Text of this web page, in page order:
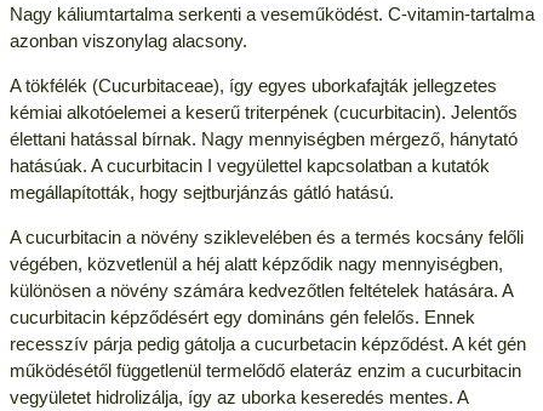
Nagy káliumtartalma serkenti a veseműködést. C-vitamin-tartalma
azonban viszonylag alacsony.
A tökfélék (Cucurbitaceae), így egyes uborkafajták jellegzetes
kémiai alkotóelemei a keserű triterpének (cucurbitacin). Jelentős
élettani hatással bírnak. Nagy mennyiségben mérgező, hánytató
hatásúak. A cucurbitacin I vegyülettel kapcsolatban a kutatók
megállapították, hogy sejtburjánzás gátló hatású.
A cucurbitacin a növény sziklevelében és a termés kocsány felőli
végében, közvetlenül a héj alatt képződik nagy mennyiségben,
különösen a növény számára kedvezőtlen feltételek hatására. A
cucurbitacin képződésért egy domináns gén felelős. Ennek
recesszív párja pedig gátolja a cucurbetacin képződést. A két gén
működésétől függetlenül termelődő elateráz enzim a cucurbitacin
vegyületet hidrolizálja, így az uborka keseredés mentes. A